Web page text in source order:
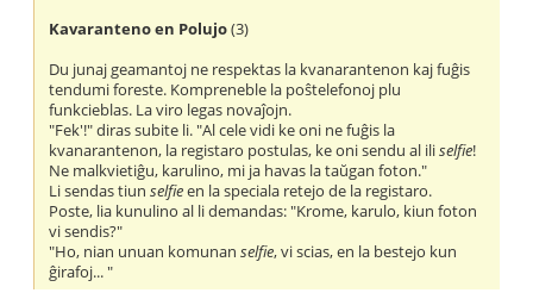
Kavaranteno en Polujo(3)
Du junaj geamantoj ne respektas la kvanarantenon kaj fuĝis
tendumi foreste. Kompreneble la poŝtelefonoj plu
funkcieblas. La viro legas novaĵojn.
"Fek'!" diras subite li. "Al cele vidi ke oni ne fuĝis la
kvanarantenon, la registaro postulas, ke oni sendu al iliselfie!
Ne malkvietiĝu, karulino, mi ja havas la taŭgan foton."
Li sendas tiunselfieen la speciala retejo de la registaro.
Poste, lia kunulino al li demandas: "Krome, karulo, kiun foton
vi sendis?"
"Ho, nian unuan komunanselfie, vi scias, en la bestejo kun
ĝirafoj... "